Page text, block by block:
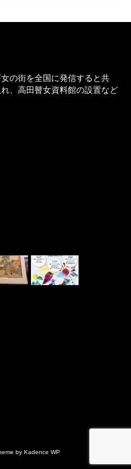
の街を全国に発信すると共
、高田瞽女資料館の設置など
by Kadence WP